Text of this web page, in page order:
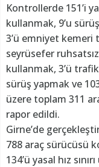
Kontrollerde 151’i
kullanmak, 9’u
3’ü emniyet kemeri
seyrüsefer
kullanmak, 3’ü
sürüş yapmak ve
üzere toplam 311
rapor edildi.
Girne’de
788 araç sürücüsü
134’ü yasal hız